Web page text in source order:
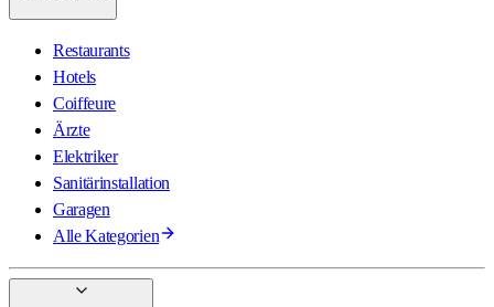
Restaurants
Hotels
Coiffeure
Ärzte
Elektriker
Sanitärinstallation
Garagen
Alle Kategorien